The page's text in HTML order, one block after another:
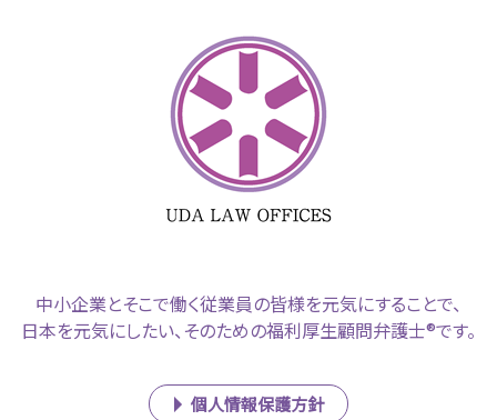
中小企業とそこで働く従業員の皆様を元気にすることで、
日本を元気にしたい、そのための福利厚生顧問弁護士®です。
個人情報保護方針